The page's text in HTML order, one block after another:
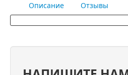
Описание Отзывы